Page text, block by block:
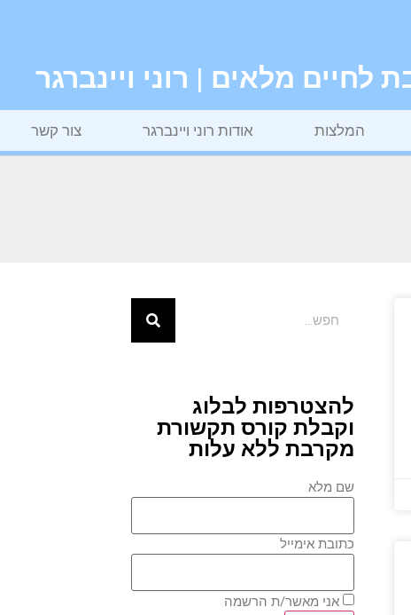
מלאים | רוני ויינברגר
המלצות אודות רוני ויינברגר צור קשר
להצטרפות לבלוג
וקבלת קורס תקשורת
מקרבת ללא עלות
שם מלא
כתובת אימייל
אני מאשר/ת הרשמה